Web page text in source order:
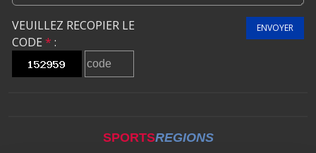
VEUILLEZ RECOPIER LE
CODE * :
ENVOYER
SPORTSREGIONS